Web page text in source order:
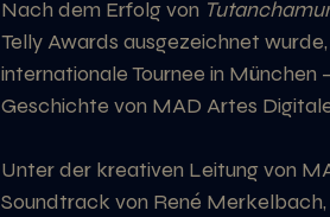
Nach dem Erfolg von
Telly Awards ausgezeichnet
internationale Tournee in
Geschichte von MAD Artes
Unter der kreativen Leitung von
Soundtrack von René Merkelbach,